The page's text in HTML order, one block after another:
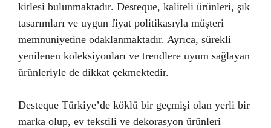
kitlesi bulunmaktadır. Desteque, kaliteli ürünleri, şık
tasarımları ve uygun fiyat politikasıyla müşteri
memnuniyetine odaklanmaktadır. Ayrıca, sürekli
yenilenen koleksiyonları ve trendlere uyum sağlayan
ürünleriyle de dikkat çekmektedir.
Desteque Türkiye’de köklü bir geçmişi olan yerli bir
marka olup, ev tekstili ve dekorasyon ürünleri